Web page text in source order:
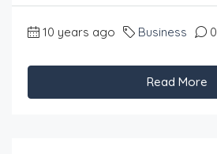
10 years ago Business 0
Read More